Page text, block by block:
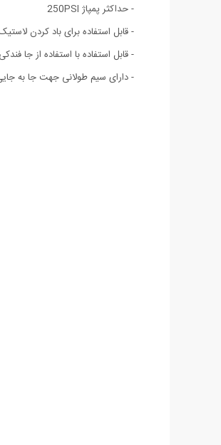
- حداکثر پمپاژ 250PSI
- قابل استفاده برای باد کردن
- قابل استفاده با استفاده از جا
- دارای سیم طولانی جهت جا به